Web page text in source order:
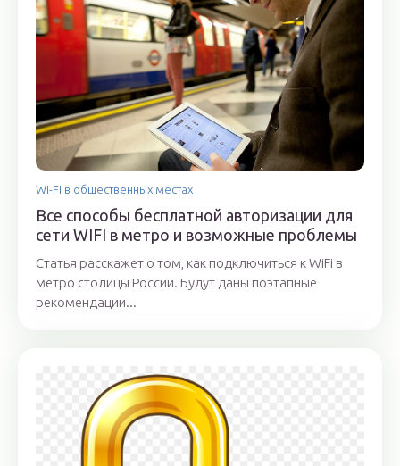
WI-FI в общественных местах
Все способы бесплатной авторизации для
сети WIFI в метро и возможные проблемы
Статья расскажет о том, как подключиться к WiFi в
метро столицы России. Будут даны поэтапные
рекомендации...